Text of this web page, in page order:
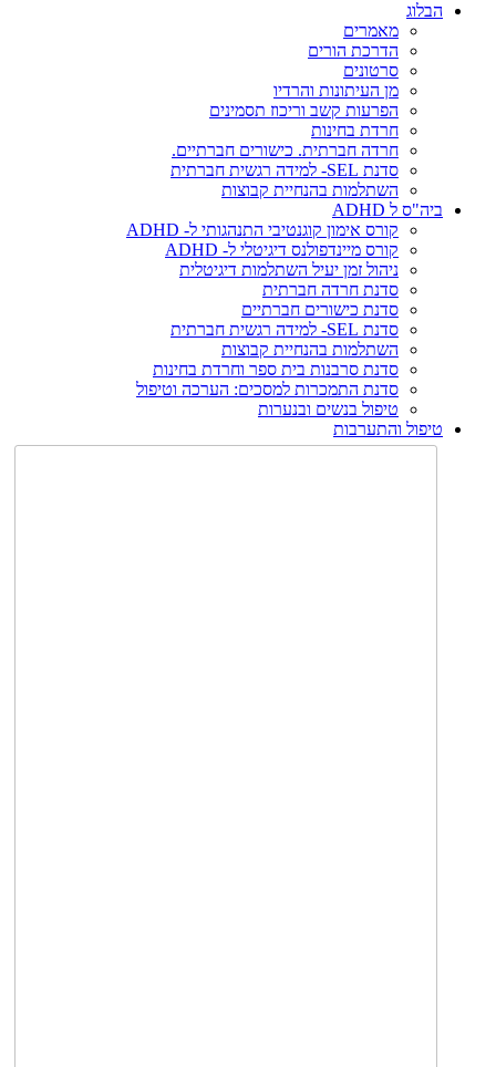
הבלוג
מאמרים
הדרכת הורים
סרטונים
מן העיתונות והרדיו
הפרעות קשב וריכוז תסמינים
חרדת בחינות
חרדה חברתית. כישורים חברתיים.
סדנת SEL- למידה רגשית חברתית
השתלמות בהנחיית קבוצות
ביה"ס ל ADHD
קורס אימון קוגנטיבי התנהגותי ל- ADHD
קורס מיינדפולנס דיגיטלי ל- ADHD
ניהול זמן יעיל השתלמות דיגיטלית
סדנת חרדה חברתית
סדנת כישורים חברתיים
סדנת SEL- למידה רגשית חברתית
השתלמות בהנחיית קבוצות
סדנת סרבנות בית ספר וחרדת בחינות
סדנת התמכרות למסכים: הערכה וטיפול
טיפול בנשים ובנערות
טיפול והתערבות